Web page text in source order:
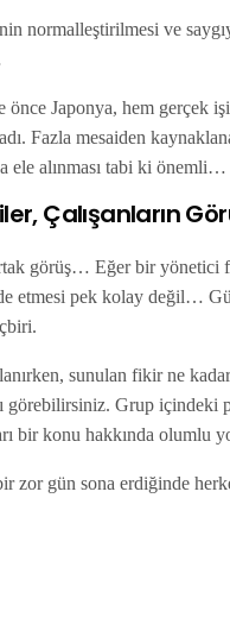
normalleştirilmesi ve
önce Japonya, hem gerçek
Fazla mesaiden
ele alınması tabi ki önemli…
Çalışanların
görüş… Eğer bir yönetici
etmesi pek kolay değil…
sunulan fikir ne kadar
görebilirsiniz. Grup
bir konu hakkında
zor gün sona erdiğinde